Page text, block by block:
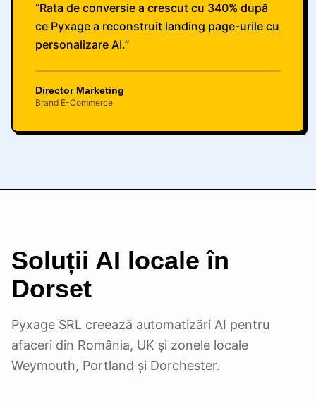
“Rata de conversie a crescut cu 340% după
ce Pyxage a reconstruit landing page-urile cu
personalizare AI.”
Director Marketing
Brand E-Commerce
Soluții AI locale în
Dorset
Pyxage SRL creează automatizări AI pentru
afaceri din România, UK și zonele locale
Weymouth, Portland și Dorchester.